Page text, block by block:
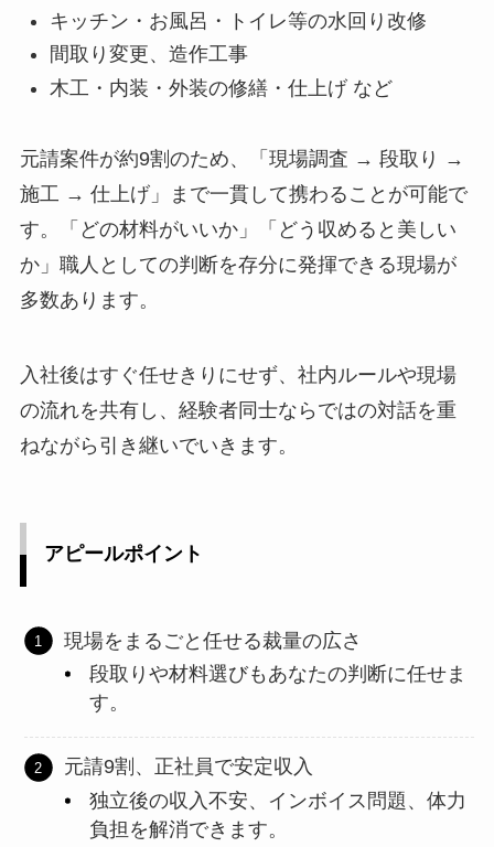
キッチン・お風呂・トイレ等の水回り改修
間取り変更、造作工事
木工・内装・外装の修繕・仕上げ など
元請案件が約9割のため、「現場調査 → 段取り →
施工 → 仕上げ」まで一貫して携わることが可能で
す。「どの材料がいいか」「どう収めると美しい
か」職人としての判断を存分に発揮できる現場が
多数あります。
入社後はすぐ任せきりにせず、社内ルールや現場
の流れを共有し、経験者同士ならではの対話を重
ねながら引き継いでいきます。
アピールポイント
現場をまるごと任せる裁量の広さ
段取りや材料選びもあなたの判断に任せま
す。
元請9割、正社員で安定収入
独立後の収入不安、インボイス問題、体力
負担を解消できます。